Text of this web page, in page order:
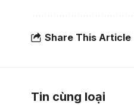
Share This Article
Tin cùng loại